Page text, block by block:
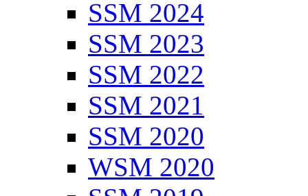
SSM 2024
SSM 2023
SSM 2022
SSM 2021
SSM 2020
WSM 2020